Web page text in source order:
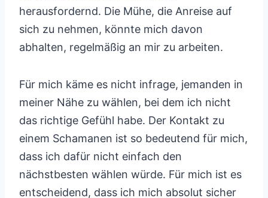
herausfordernd. Die Mühe, die Anreise auf
sich zu nehmen, könnte mich davon
abhalten, regelmäßig an mir zu arbeiten.
Für mich käme es nicht infrage, jemanden in
meiner Nähe zu wählen, bei dem ich nicht
das richtige Gefühl habe. Der Kontakt zu
einem Schamanen ist so bedeutend für mich,
dass ich dafür nicht einfach den
nächstbesten wählen würde. Für mich ist es
entscheidend, dass ich mich absolut sicher